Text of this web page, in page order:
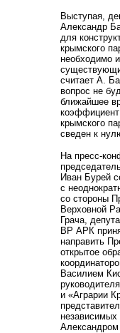
Выступая,
Александр
для
крымского
необходимо
считает А.
вопрос не
ближайшее
коэффициент
крымского
сведен к
На пресс-
Иван Бурей
с
со стороны
Верховной
Грача,
ВР АРК
направить
открытое
Василием
и «Аграрии
независимых